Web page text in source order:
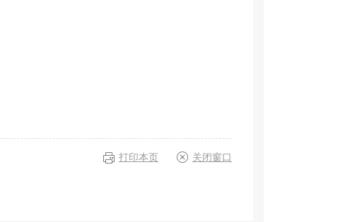
打印本页 关闭窗口